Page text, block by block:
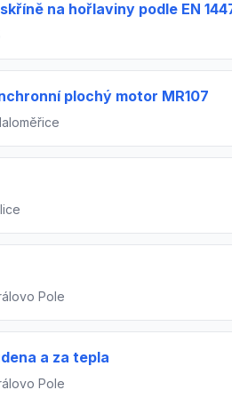
na hořlaviny podle EN
plochý motor MR107
Pole
a za tepla
Pole